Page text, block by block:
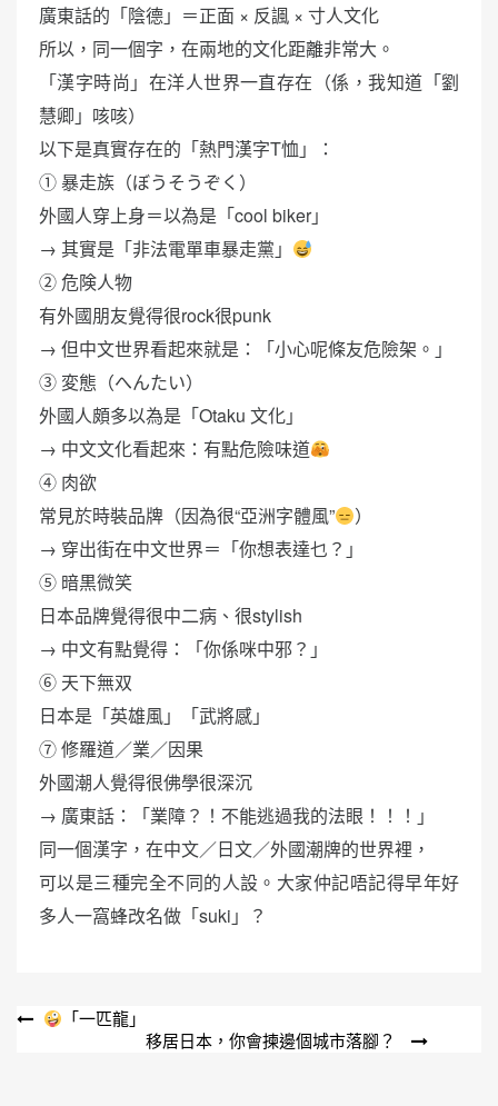
廣東話的「陰德」＝正面 × 反諷 × 寸人文化
所以，同一個字，在兩地的文化距離非常大。
「漢字時尚」在洋人世界一直存在（係，我知道「劉
慧卿」咳咳）
以下是真實存在的「熱門漢字T恤」：
① 暴走族（ぼうそうぞく）
外國人穿上身＝以為是「cool biker」
→ 其實是「非法電單車暴走黨」
② 危険人物
有外國朋友覺得很rock很punk
→ 但中文世界看起來就是：「小心呢條友危險架。」
③ 変態（へんたい）
外國人頗多以為是「Otaku 文化」
→ 中文文化看起來：有點危險味道
④ 肉欲
常見於時裝品牌（因為很“亞洲字體風”
）
→ 穿出街在中文世界＝「你想表達乜？」
⑤ 暗黒微笑
日本品牌覺得很中二病、很stylish
→ 中文有點覺得：「你係咪中邪？」
⑥ 天下無双
日本是「英雄風」「武將感」
⑦ 修羅道／業／因果
外國潮人覺得很佛學很深沉
→ 廣東話：「業障？！不能逃過我的法眼！！！」
同一個漢字，在中文／日文／外國潮牌的世界裡，
可以是三種完全不同的人設。大家仲記唔記得早年好
多人一窩蜂改名做「suki」？
文
「一匹龍」
移居日本，你會揀邊個城市落腳？